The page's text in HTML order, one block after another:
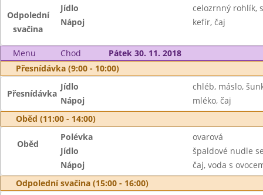
Odpolední
svačina
Jídlo
celozrnný rohlík,
Nápoj
kefír, čaj
Menu Chod
Pátek 30. 11. 2018
Přesnídávka (9:00 - 10:00)
Přesnídávka
Jídlo
chléb, máslo,
Nápoj
mléko, čaj
Oběd (11:00 - 14:00)
Oběd
Polévka
ovarová
Jídlo
špaldové nudle
Nápoj
čaj, voda s
Odpolední svačina (15:00 - 16:00)